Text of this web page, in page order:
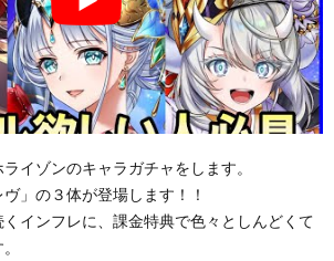
イゾンのキャラガチャをします。
ヴ」の３体が登場します！！
くインフレに、課金特典で色々としんどくて